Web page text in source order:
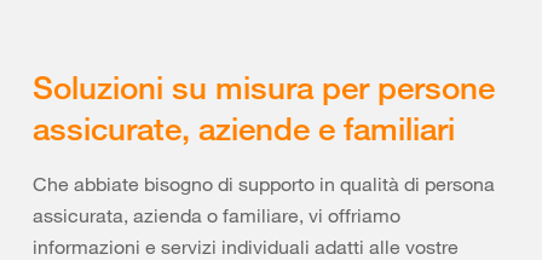
Soluzioni su misura per persone
assicurate, aziende e familiari
Che abbiate bisogno di supporto in qualità di persona
assicurata, azienda o familiare, vi offriamo
informazioni e servizi individuali adatti alle vostre